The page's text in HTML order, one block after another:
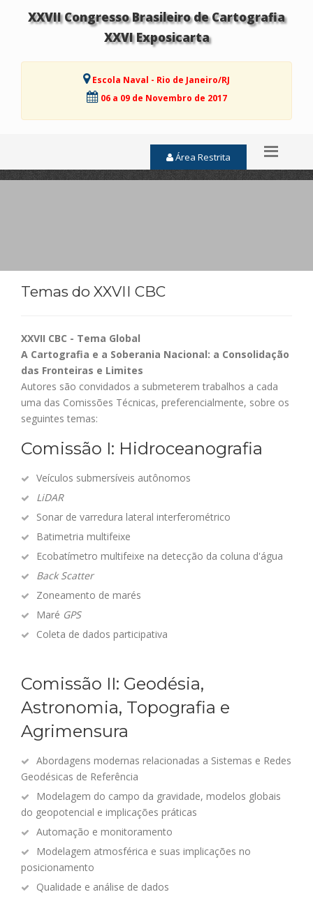
XXVII Congresso Brasileiro de Cartografia
XXVI Exposicarta
Escola Naval - Rio de Janeiro/RJ
06 a 09 de Novembro de 2017
Área Restrita
Temas do XXVII CBC
XXVII CBC - Tema Global
A Cartografia e a Soberania Nacional: a Consolidação
das Fronteiras e Limites
Autores são convidados a submeterem trabalhos a cada
uma das Comissões Técnicas, preferencialmente, sobre os
seguintes temas:
Comissão I: Hidroceanografia
Veículos submersíveis autônomos
LiDAR
Sonar de varredura lateral interferométrico
Batimetria multifeixe
Ecobatímetro multifeixe na detecção da coluna d'água
Back Scatter
Zoneamento de marés
Maré GPS
Coleta de dados participativa
Comissão II: Geodésia,
Astronomia, Topografia e
Agrimensura
Abordagens modernas relacionadas a Sistemas e Redes
Geodésicas de Referência
Modelagem do campo da gravidade, modelos globais
do geopotencial e implicações práticas
Automação e monitoramento
Modelagem atmosférica e suas implicações no
posicionamento
Qualidade e análise de dados